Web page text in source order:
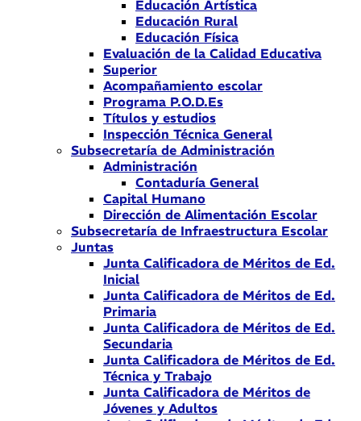
Educación Artística
Educación Rural
Educación Física
Evaluación de la Calidad Educativa
Superior
Acompañamiento escolar
Programa P.O.D.Es
Títulos y estudios
Inspección Técnica General
Subsecretaría de Administración
Administración
Contaduría General
Capital Humano
Dirección de Alimentación Escolar
Subsecretaría de Infraestructura Escolar
Juntas
Junta Calificadora de Méritos de Ed.
Inicial
Junta Calificadora de Méritos de Ed.
Primaria
Junta Calificadora de Méritos de Ed.
Secundaria
Junta Calificadora de Méritos de Ed.
Técnica y Trabajo
Junta Calificadora de Méritos de
Jóvenes y Adultos